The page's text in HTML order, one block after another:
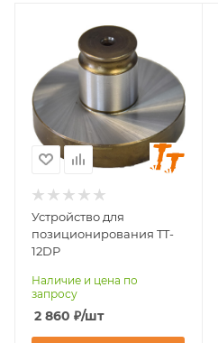
Устройство для
позиционирования TT-
12DP
Наличие и цена по
запросу
2 860 ₽/шт